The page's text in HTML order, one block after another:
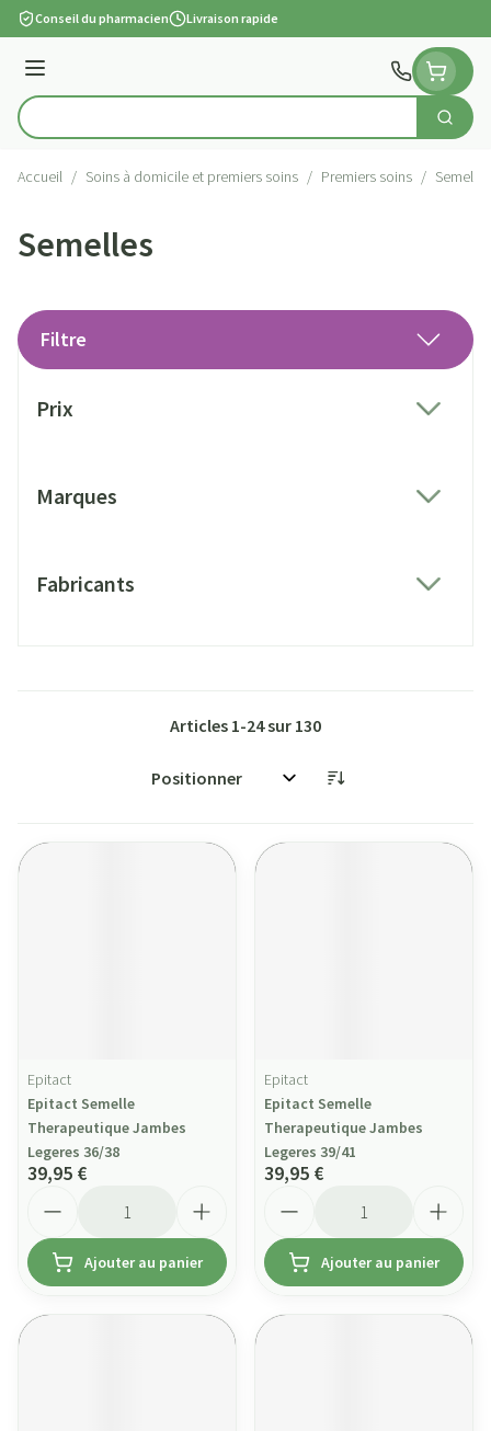
Aller au contenu
Conseil du pharmacien Livraison rapide
Menu
Rechercher
Accueil / Soins à domicile et premiers soins / Premiers soins / Semelles
Semelles
Filtre
Prix
Marques
Fabricants
Articles 1-24sur 130
Trier par:
Epitact
Epitact Semelle
Therapeutique Jambes
Legeres 36/38
39,95 €
Ajouter au panier
Epitact
Epitact Semelle
Therapeutique Jambes
Legeres 39/41
39,95 €
Ajouter au panier